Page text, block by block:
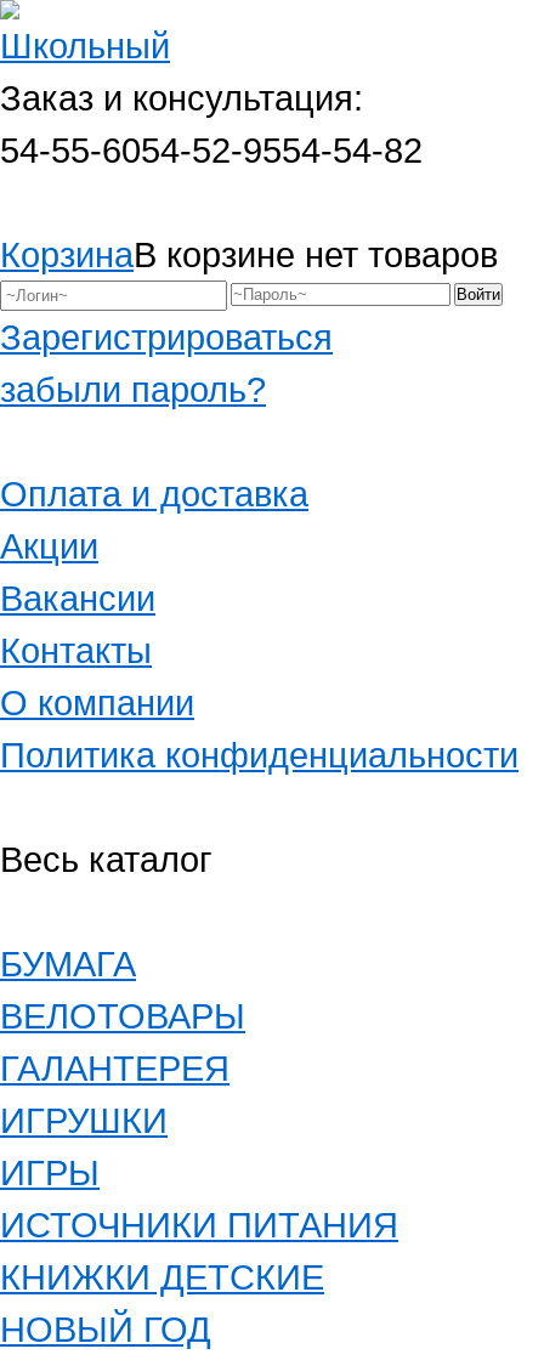
Заказ и консультация:
54-55-6054-52-9554-54-82
КорзинаВ корзине нет товаров
Зарегистрироваться
забыли пароль?
Оплата и доставка
Акции
Вакансии
Контакты
О компании
Политика конфиденциальности
Весь каталог
БУМАГА
ВЕЛОТОВАРЫ
ГАЛАНТЕРЕЯ
ИГРУШКИ
ИГРЫ
ИСТОЧНИКИ ПИТАНИЯ
КНИЖКИ ДЕТСКИЕ
НОВЫЙ ГОД